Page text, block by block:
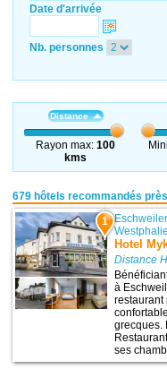
Date d'arrivée
Nb. personnes
Distance
Rayon max:100
kms
679 hôtels recommandés
1 Eschweiler
Westphalie
Hotel
Distance
à
restaurant
grecques.
ses